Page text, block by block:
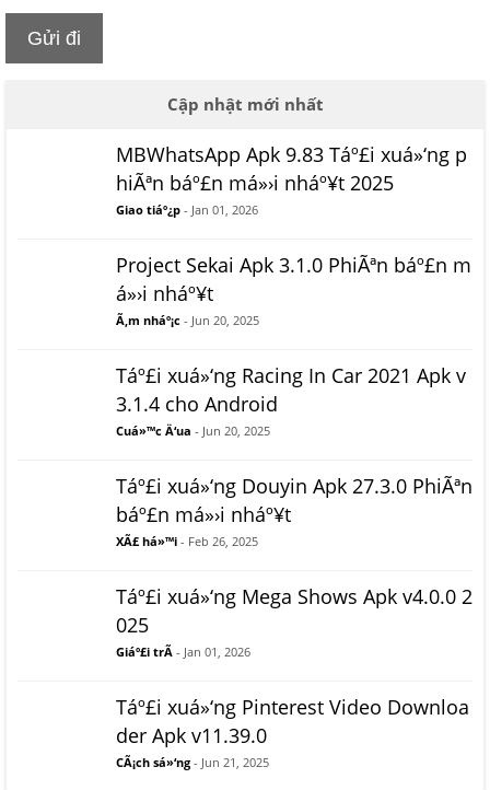
Gửi đi
Cập nhật mới nhất
MBWhatsApp Apk 9.83 Táº£i xuá»‘ng p
hiÃªn báº£n má»›i nháº¥t 2025
Giao tiáº¿p - Jan 01, 2026
Project Sekai Apk 3.1.0 PhiÃªn báº£n m
á»›i nháº¥t
Ã‚m nháº¡c - Jun 20, 2025
Táº£i xuá»‘ng Racing In Car 2021 Apk v
3.1.4 cho Android
Cuá»™c Ä‘ua - Jun 20, 2025
Táº£i xuá»‘ng Douyin Apk 27.3.0 PhiÃªn
báº£n má»›i nháº¥t
XÃ£ há»™i - Feb 26, 2025
Táº£i xuá»‘ng Mega Shows Apk v4.0.0 2
025
Giáº£i trÃ­ - Jan 01, 2026
Táº£i xuá»‘ng Pinterest Video Downloa
der Apk v11.39.0
CÃ¡ch sá»‘ng - Jun 21, 2025